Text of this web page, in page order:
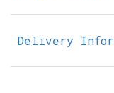
Delivery